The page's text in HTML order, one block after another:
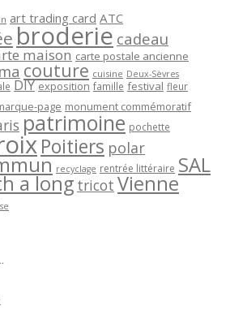
art trading card ATC
broderie cadeau
maison carte postale ancienne
couture cuisine Deux-Sèvres
DIY exposition famille festival fleur
page monument commémoratif
patrimoine pochette
Poitiers polar
recyclage rentrée littéraire SAL
a long tricot Vienne